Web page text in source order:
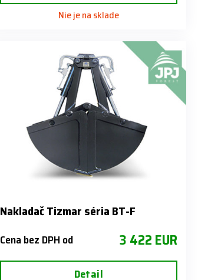
Nie je na sklade
Nakladač Tizmar séria BT-F
Cena bez DPH od 3 422 EUR
Detail